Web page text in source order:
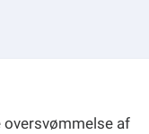
oversvømmelse af